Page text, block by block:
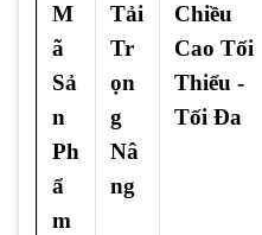
M
ã
Sả
n
Ph
ẩ
m
Tải
Tr
ọn
g
Nâ
ng
Chiều
Cao Tối
Thiểu -
Tối Đa